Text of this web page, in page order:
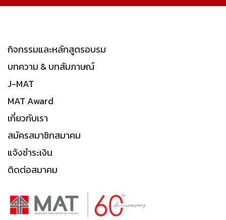
กิจกรรมและหลักสูตรอบรม
บทความ & บทสัมภาษณ์
J-MAT
MAT Award
เกี่ยวกับเรา
สมัครสมาชิกสมาคม
แจ้งชำระเงิน
ติดต่อสมาคม